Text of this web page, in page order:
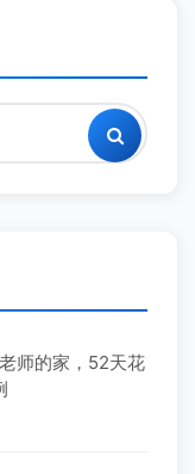
师的家，52天花